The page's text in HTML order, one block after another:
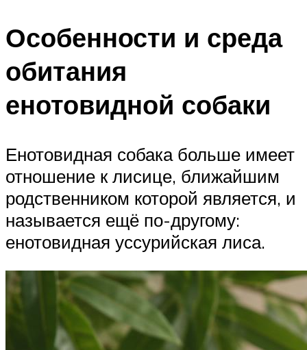
Особенности и среда
обитания
енотовидной собаки
Енотовидная собака больше имеет
отношение к лисице, ближайшим
родственником которой является, и
называется ещё по-другому:
енотовидная уссурийская лиса.